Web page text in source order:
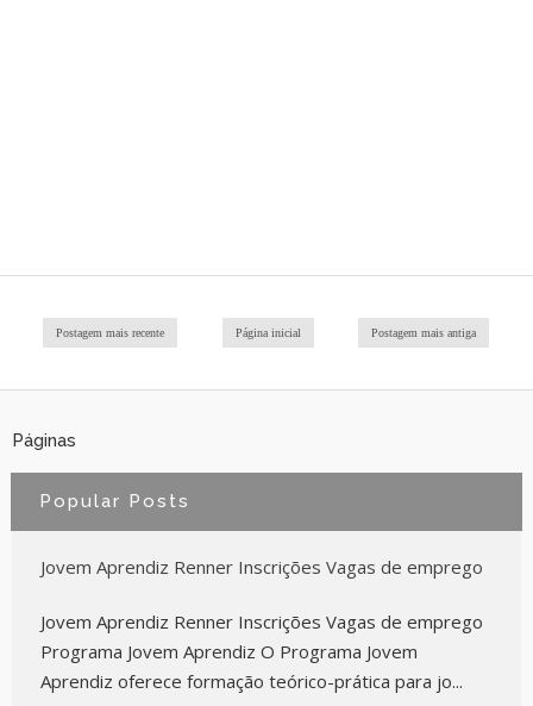
Postagem mais recente Postagem mais antiga
Página inicial
Páginas
Popular Posts
Jovem Aprendiz Renner Inscrições Vagas de emprego
Jovem Aprendiz Renner Inscrições Vagas de emprego
Programa Jovem Aprendiz O Programa Jovem
Aprendiz oferece formação teórico-prática para jo...